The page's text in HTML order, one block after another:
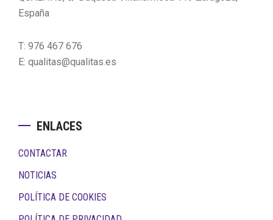
España
T: 976 467 676
E: qualitas@qualitas.es
ENLACES
CONTACTAR
NOTICIAS
POLÍTICA DE COOKIES